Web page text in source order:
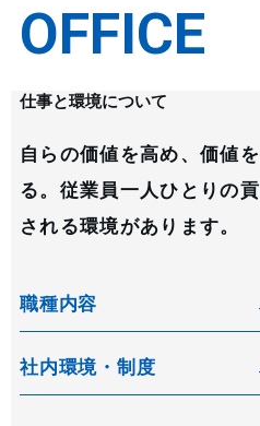
OFFICE
仕事と環境について
自らの価値を高め、価値
る。従業員一人ひとりの
される環境があります。
職種内容
社内環境・制度